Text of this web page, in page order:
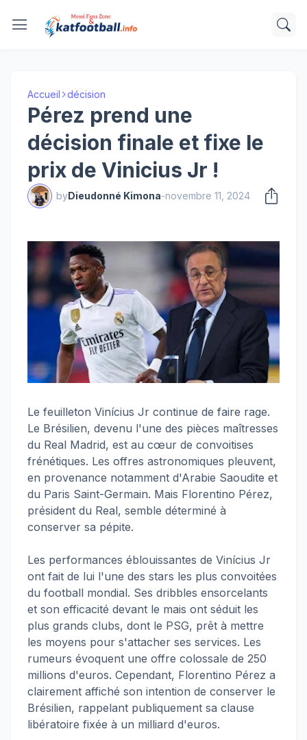
Accueil décision
Pérez prend une
décision finale et fixe le
prix de Vinicius Jr !
byDieudonné Kimona-novembre 11, 2024
Le feuilleton Vinícius Jr continue de faire rage.
Le Brésilien, devenu l'une des pièces maîtresses
du Real Madrid, est au cœur de convoitises
frénétiques. Les offres astronomiques pleuvent,
en provenance notamment d'Arabie Saoudite et
du Paris Saint-Germain. Mais Florentino Pérez,
président du Real, semble déterminé à
conserver sa pépite.
Les performances éblouissantes de Vinícius Jr
ont fait de lui l'une des stars les plus convoitées
du football mondial. Ses dribbles ensorcelants
et son efficacité devant le mais ont séduit les
plus grands clubs, dont le PSG, prêt à mettre
les moyens pour s'attacher ses services. Les
rumeurs évoquent une offre colossale de 250
millions d'euros. Cependant, Florentino Pérez a
clairement affiché son intention de conserver le
Brésilien, rappelant publiquement sa clause
libératoire fixée à un milliard d'euros.